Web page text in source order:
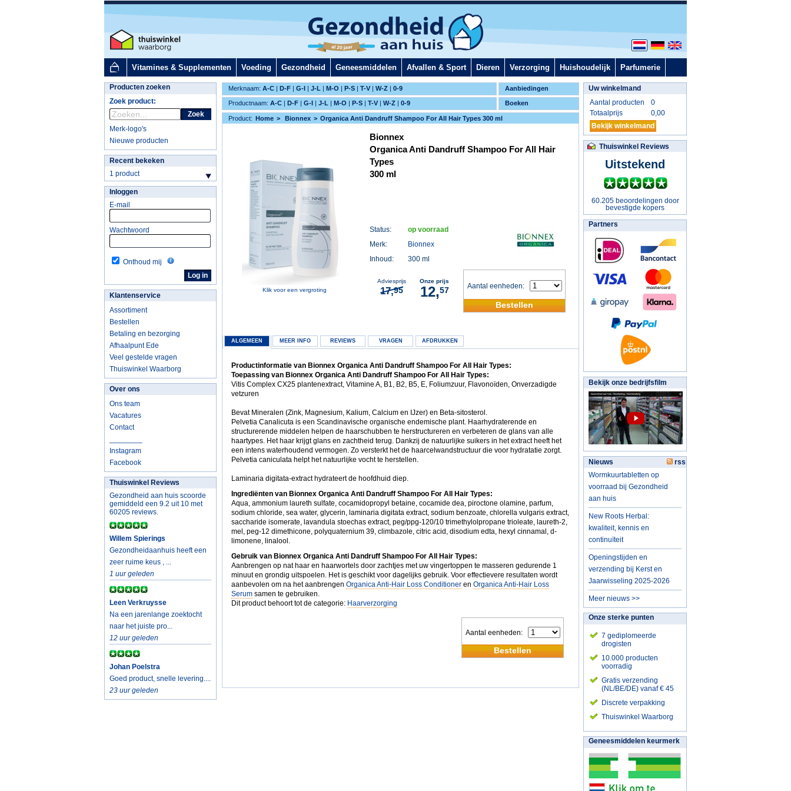
Vitamines & Supplementen Voeding Gezondheid Geneesmiddelen Afvallen & Sport Dieren Verzorging Huishoudelijk Parfumerie
Aanbiedingen
Merknaam: A-C | D-F | G-I | J-L | M-O | P-S | T-V | W-Z | 0-9
Boeken
Productnaam: A-C | D-F | G-I | J-L | M-O | P-S | T-V | W-Z | 0-9
Producten zoeken
Zoek product:
Zoek
Merk-logo's
Nieuwe producten
Recent bekeken
1 product
Inloggen
E-mail
Wachtwoord
Onthoud mij
Klantenservice
Assortiment
Bestellen
Betaling en bezorging
Afhaalpunt Ede
Veel gestelde vragen
Thuiswinkel Waarborg
Over ons
Ons team
Vacatures
Contact
Instagram
Facebook
Thuiswinkel Reviews
Gezondheid aan huis scoorde
gemiddeld een 9.2 uit 10 met
60205 reviews.
Willem Spierings
Gezondheidaanhuis heeft een
zeer ruime keus , ...
1 uur geleden
Leen Verkruysse
Na een jarenlange zoektocht
naar het juiste pro...
12 uur geleden
Johan Poelstra
Goed product, snelle levering....
23 uur geleden
Product: Home Bionnex Organica Anti Dandruff Shampoo For All Hair Types 300 ml
Klik voor een vergroting
Bionnex
Organica Anti Dandruff Shampoo For All Hair
Types
300 ml
Status:
op voorraad
Merk:
Bionnex
Inhoud:
300 ml
Aantal eenheden:
Bestellen
Adviesprijs
17,95
Onze prijs
12,57
ALGEMEEN MEER INFO REVIEWS VRAGEN AFDRUKKEN
Productinformatie van Bionnex Organica Anti Dandruff Shampoo For All Hair Types:
Toepassing van Bionnex Organica Anti Dandruff Shampoo For All Hair Types:
Vitis Complex CX25 plantenextract, Vitamine A, B1, B2, B5, E, Foliumzuur, Flavonoïden, Onverzadigde
vetzuren
Bevat Mineralen (Zink, Magnesium, Kalium, Calcium en IJzer) en Beta-sitosterol.
Pelvetia Canalicuta is een Scandinavische organische endemische plant. Haarhydraterende en
structurerende middelen helpen de haarschubben te herstructureren en verbeteren de glans van alle
haartypes. Het haar krijgt glans en zachtheid terug. Dankzij de natuurlijke suikers in het extract heeft het
een intens waterhoudend vermogen. Zo versterkt het de haarcelwandstructuur die voor hydratatie zorgt.
Pelvetia caniculata helpt het natuurlijke vocht te herstellen.
Laminaria digitata-extract hydrateert de hoofdhuid diep.
Ingrediënten van Bionnex Organica Anti Dandruff Shampoo For All Hair Types:
Aqua, ammonium laureth sulfate, cocamidopropyl betaine, cocamide dea, piroctone olamine, parfum,
sodium chloride, sea water, glycerin, laminaria digitata extract, sodium benzoate, chlorella vulgaris extract,
saccharide isomerate, lavandula stoechas extract, peg/ppg-120/10 trimethylolpropane trioleate, laureth-2,
mel, peg-12 dimethicone, polyquaternium 39, climbazole, citric acid, disodium edta, hexyl cinnamal, d-
limonene, linalool.
Gebruik van Bionnex Organica Anti Dandruff Shampoo For All Hair Types:
Aanbrengen op nat haar en haarwortels door zachtjes met uw vingertoppen te masseren gedurende 1
minuut en grondig uitspoelen. Het is geschikt voor dagelijks gebruik. Voor effectievere resultaten wordt
aanbevolen om na het aanbrengen Organica Anti-Hair Loss Conditioner en Organica Anti-Hair Loss
Serum samen te gebruiken.
Dit product behoort tot de categorie: Haarverzorging
Aantal eenheden:
Bestellen
Uw winkelmand
Aantal producten
0
Totaalprijs
0,00
Bekijk winkelmand
Thuiswinkel Reviews
Uitstekend
60.205 beoordelingen door
bevestigde kopers
Partners
Bekijk onze bedrijfsfilm
Nieuws
rss
Wormkuurtabletten op
voorraad bij Gezondheid
aan huis
New Roots Herbal:
kwaliteit, kennis en
continuïteit
Openingstijden en
verzending bij Kerst en
Jaarwisseling 2025-2026
Meer nieuws >>
Onze sterke punten
7 gediplomeerde
drogisten
10.000 producten
voorradig
Gratis verzending
(NL/BE/DE) vanaf € 45
Discrete verpakking
Thuiswinkel Waarborg
Geneesmiddelen keurmerk